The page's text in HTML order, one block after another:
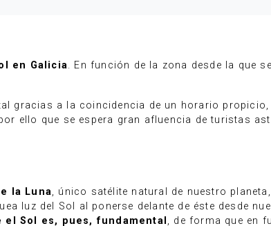
en Galicia. En función de la zona desde la que
gracias a la coincidencia de un horario
ello que se espera gran afluencia de turistas
la Luna, único satélite natural de nuestro planeta,
luz del Sol al ponerse delante de éste desde
Sol es, pues, fundamental , de forma que en